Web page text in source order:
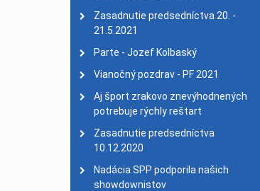
Smútočný
Smútočné
Usmernenie
Benefičný
Valné
Parte -
PF 2020 -
26.
Zasadnutie predsedníctva 20. -
21.5.2021
Parte - Jozef Kolbaský
Vianočný pozdrav - PF 2021
Aj šport zrakovo znevýhodnených
potrebuje rýchly reštart
Zasadnutie predsedníctva
10.12.2020
Nadácia SPP podporila našich
showdownistov